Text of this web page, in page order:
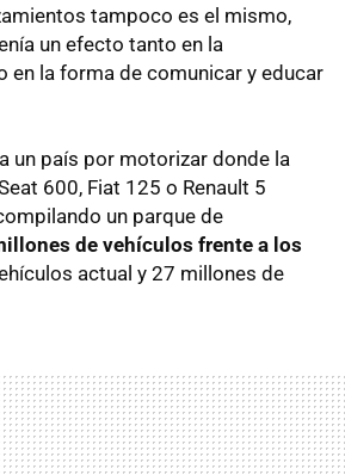
tampoco es el mismo,
un efecto tanto en la
en la forma de comunicar y educar
un país por motorizar donde la
600, Fiat 125 o Renault 5
un parque de
de vehículos frente a los
actual y 27 millones de